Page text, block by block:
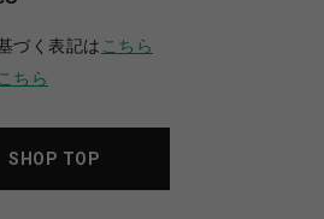
づく表記は こちら
こちら
SHOP TOP